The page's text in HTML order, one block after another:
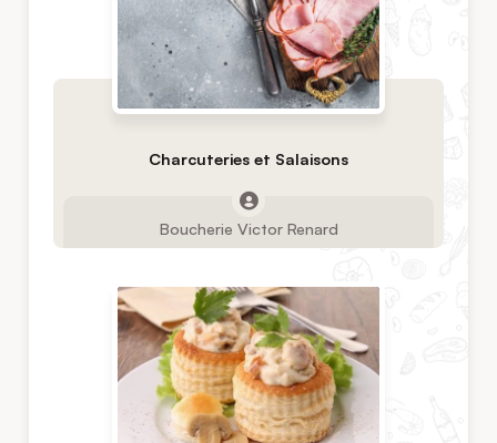
Charcuteries et Salaisons
Boucherie Victor Renard